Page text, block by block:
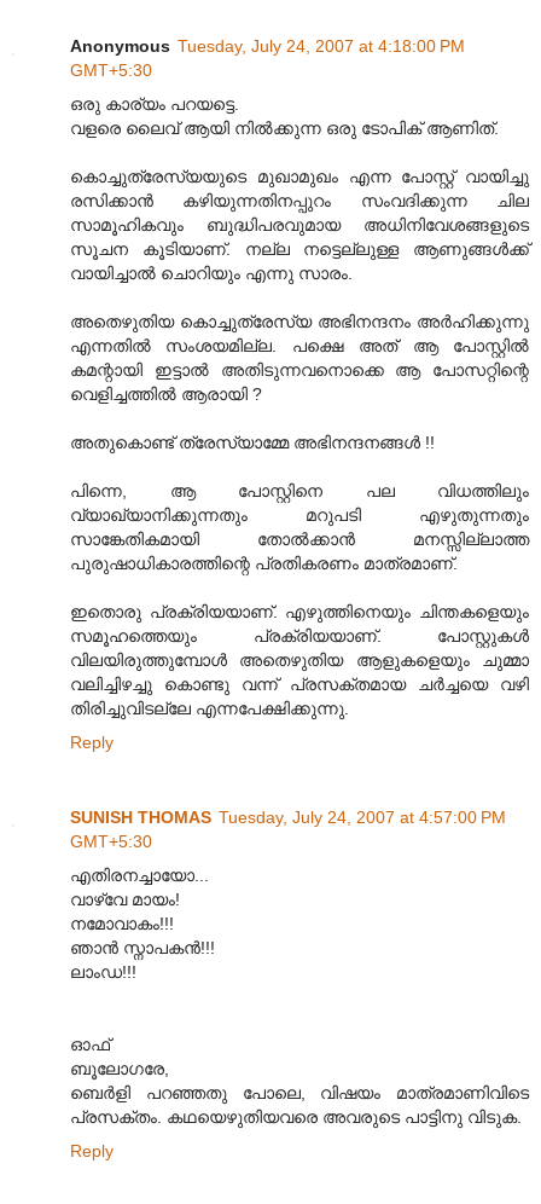
Anonymous Tuesday, July 24, 2007 at 4:18:00 PM
GMT+5:30
ഒരു കാര്യം പറയട്ടെ.
വളരെ ലൈവ് ആയി നില്‍ക്കുന്ന ഒരു ടോപിക് ആണിത്.
കൊച്ചുത്രേസ്യയുടെ മുഖാമുഖം എന്ന പോസ്റ്റ് വായിച്ചു
രസിക്കാന്‍ കഴിയുന്നതിനപ്പുറം സംവദിക്കുന്ന ചില
സാമൂഹികവും ബുദ്ധിപരവുമായ അധിനിവേശങ്ങളുടെ
സൂചന കൂടിയാണ്. നല്ല നട്ടെല്ലുള്ള ആണുങ്ങള്‍ക്ക്
വായിച്ചാല്‍ ചൊറിയും എന്നു സാരം.
അതെഴുതിയ കൊച്ചുത്രേസ്യ അഭിനന്ദനം അര്‍ഹിക്കുന്നു
എന്നതില്‍ സംശയമില്ല. പക്ഷെ അത് ആ പോസ്റ്റില്‍
കമന്റായി ഇട്ടാല്‍ അതിടുന്നവനൊക്കെ ആ പോസറ്റിന്റെ
വെളിച്ചത്തില്‍ ആരായി ?
അതുകൊണ്ട് ത്രേസ്യാമ്മേ അഭിനന്ദനങ്ങള്‍ !!
പിന്നെ, ആ പോസ്റ്റിനെ പല വിധത്തിലും
വ്യാഖ്യാനിക്കുന്നതും മറുപടി എഴുതുന്നതും
സാങ്കേതികമായി തോല്‍ക്കാന്‍ മനസ്സില്ലാത്ത
പുരുഷാധികാരത്തിന്റെ പ്രതികരണം മാത്രമാണ്.
ഇതൊരു പ്രക്രിയയാണ്. എഴുത്തിനെയും ചിന്തകളെയും
സമൂഹത്തെയും പ്രക്രിയയാണ്. പോസ്റ്റുകള്‍
വിലയിരുത്തുമ്പോള്‍ അതെഴുതിയ ആളുകളെയും ചുമ്മാ
വലിച്ചിഴച്ചു കൊണ്ടു വന്ന് പ്രസക്തമായ ചര്‍ച്ചയെ വഴി
തിരിച്ചുവിടല്ലേ എന്നപേക്ഷിക്കുന്നു.
Reply
SUNISH THOMAS Tuesday, July 24, 2007 at 4:57:00 PM
GMT+5:30
എതിരനച്ചായോ...
വാഴ്വേ മായം!
നമോവാകം!!!
ഞാന്‍ സ്നാപകന്‍!!!
ലാംഡ!!!
ഓഫ്
ബൂലോഗരേ,
ബെര്‍ളി പറഞ്ഞതു പോലെ, വിഷയം മാത്രമാണിവിടെ
പ്രസക്തം. കഥയെഴുതിയവരെ അവരുടെ പാട്ടിനു വിടുക.
Reply